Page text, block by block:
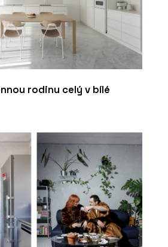
rodinu celý v bílé